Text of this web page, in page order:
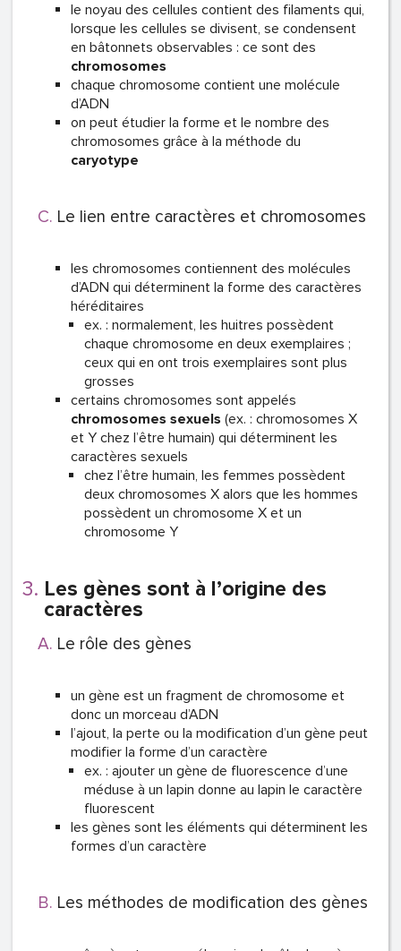
le noyau des cellules contient des filaments qui,
lorsque les cellules se divisent, se condensent
en bâtonnets observables : ce sont des
chromosomes
chaque chromosome contient une molécule
d’ADN
on peut étudier la forme et le nombre des
chromosomes grâce à la méthode du
caryotype
Le lien entre caractères et chromosomes
les chromosomes contiennent des molécules
d’ADN qui déterminent la forme des caractères
héréditaires
ex. : normalement, les huitres possèdent
chaque chromosome en deux exemplaires ;
ceux qui en ont trois exemplaires sont plus
grosses
certains chromosomes sont appelés
chromosomes sexuels (ex. : chromosomes X
et Y chez l’être humain) qui déterminent les
caractères sexuels
chez l’être humain, les femmes possèdent
deux chromosomes X alors que les hommes
possèdent un chromosome X et un
chromosome Y
Les gènes sont à l’origine des
caractères
Le rôle des gènes
un gène est un fragment de chromosome et
donc un morceau d’ADN
l’ajout, la perte ou la modification d’un gène peut
modifier la forme d’un caractère
ex. : ajouter un gène de fluorescence d’une
méduse à un lapin donne au lapin le caractère
fluorescent
les gènes sont les éléments qui déterminent les
formes d’un caractère
Les méthodes de modification des gènes